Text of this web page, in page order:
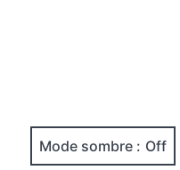
Mode sombre :